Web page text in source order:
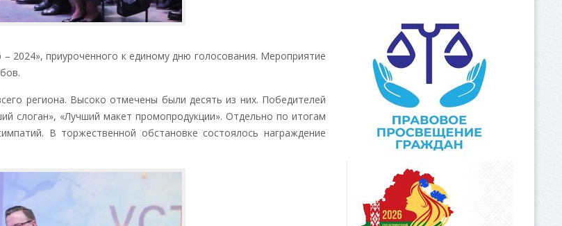
2024», приуроченного к единому дню голосования. Мероприятие
региона. Высоко отмечены были десять из них. Победителей
слоган», «Лучший макет промопродукции». Отдельно по итогам
В торжественной обстановке состоялось награждение